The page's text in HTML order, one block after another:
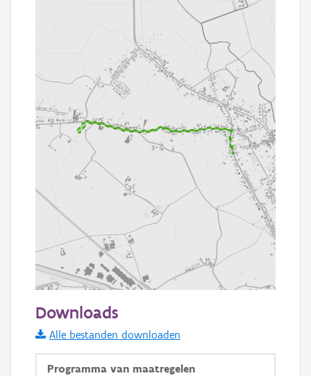
Informatie Vlaanderen
i
Downloads
Alle bestanden downloaden
Programma van maatregelen